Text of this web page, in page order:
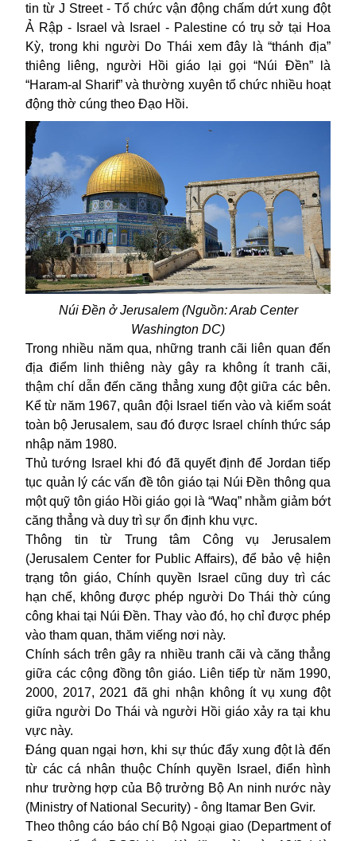
tin từ J Street - Tổ chức vận động chấm dứt xung đột
Ả Rập - Israel và Israel - Palestine có trụ sở tại Hoa
Kỳ, trong khi người Do Thái xem đây là “thánh địa”
thiêng liêng, người Hồi giáo lại gọi “Núi Đền” là
“Haram-al Sharif” và thường xuyên tổ chức nhiều hoạt
động thờ cúng theo Đạo Hồi.
Núi Đền ở Jerusalem (Nguồn:Arab Center
Washington DC)
Trong nhiều năm qua, những tranh cãi liên quan đến
địa điểm linh thiêng này gây ra không ít tranh cãi,
thậm chí dẫn đến căng thẳng xung đột giữa các bên.
Kể từ năm 1967, quân đội Israel tiến vào và kiểm soát
toàn bộ Jerusalem, sau đó được Israel chính thức sáp
nhập năm 1980.
Thủ tướng Israel khi đó đã quyết định để Jordan tiếp
tục quản lý các vấn đề tôn giáo tại Núi Đền thông qua
một quỹ tôn giáo Hồi giáo gọi là “Waq” nhằm giảm bớt
căng thẳng và duy trì sự ổn định khu vực.
Thông tin từ Trung tâm Công vụ Jerusalem
(Jerusalem Center for Public Affairs), để bảo vệ hiện
trạng tôn giáo, Chính quyền Israel cũng duy trì các
hạn chế, không được phép người Do Thái thờ cúng
công khai tại Núi Đền. Thay vào đó, họ chỉ được phép
vào tham quan, thăm viếng nơi này.
Chính sách trên gây ra nhiều tranh cãi và căng thẳng
giữa các cộng đồng tôn giáo. Liên tiếp từ năm 1990,
2000, 2017, 2021 đã ghi nhận không ít vụ xung đột
giữa người Do Thái và người Hồi giáo xảy ra tại khu
vực này.
Đáng quan ngại hơn, khi sự thúc đẩy xung đột là đến
từ các cá nhân thuộc Chính quyền Israel, điển hình
như trường hợp của Bộ trưởng Bộ An ninh nước này
(Ministry of National Security) - ông Itamar Ben Gvir.
Theo thông cáo báo chí Bộ Ngoại giao (Department of